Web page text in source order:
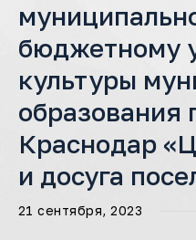
бюджетному
культуры
образования
Краснодар
и досуга
21 сентября, 2023